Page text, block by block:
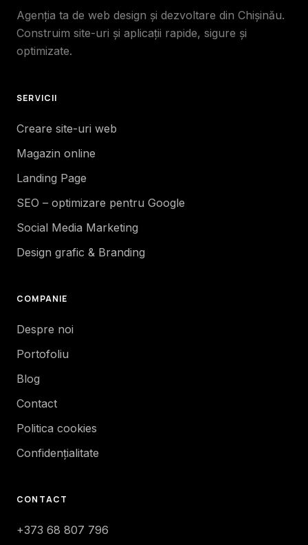
Agenția ta de web design și dezvoltare din Chișinău.
Construim site-uri și aplicații rapide, sigure și
optimizate.
SERVICII
Creare site-uri web
Magazin online
Landing Page
SEO – optimizare pentru Google
Social Media Marketing
Design grafic & Branding
COMPANIE
Despre noi
Portofoliu
Blog
Contact
Politica cookies
Confidențialitate
CONTACT
+373 68 807 796